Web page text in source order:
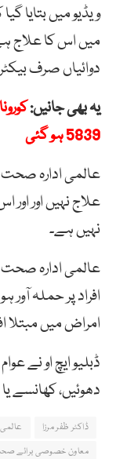
ویڈیو میں بتایا
میں اس کا علاج
دوائیاں صرف
یہ بھی جانیں:
5839 ہو گئی
عالمی ادارہ صحت
علاج نہیں اور
نہیں ہے۔
عالمی ادارہ
افراد پر حملہ
امراض میں مبتلا
ڈبلیو ایچ او نے
دھوئیں، کھانسے
ڈاکٹر ظفر مرزا
معاون خصوصی برائے